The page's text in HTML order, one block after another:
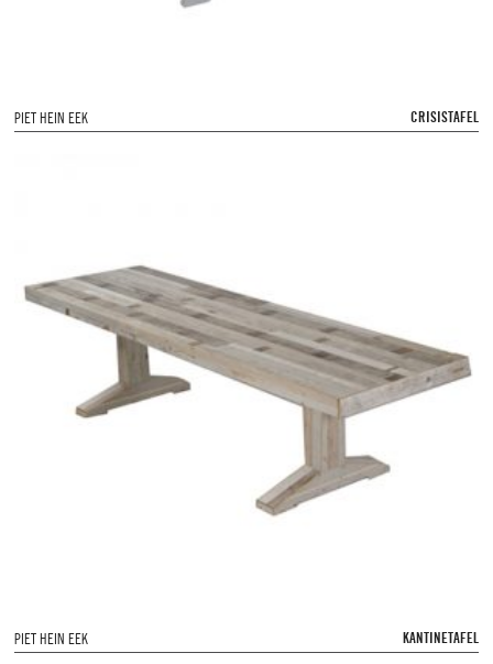
PIET HEIN EEK CRISISTAFEL
PIET HEIN EEK KANTINETAFEL